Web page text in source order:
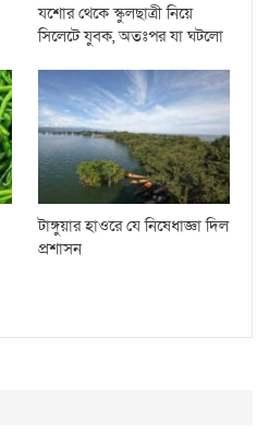
যশোর থেকে স্কুলছাত্রী নিয়ে
সিলেটে যুবক, অতঃপর যা ঘটলো
টাঙ্গুয়ার হাওরে যে নিষেধাজ্ঞা দিল
প্রশাসন